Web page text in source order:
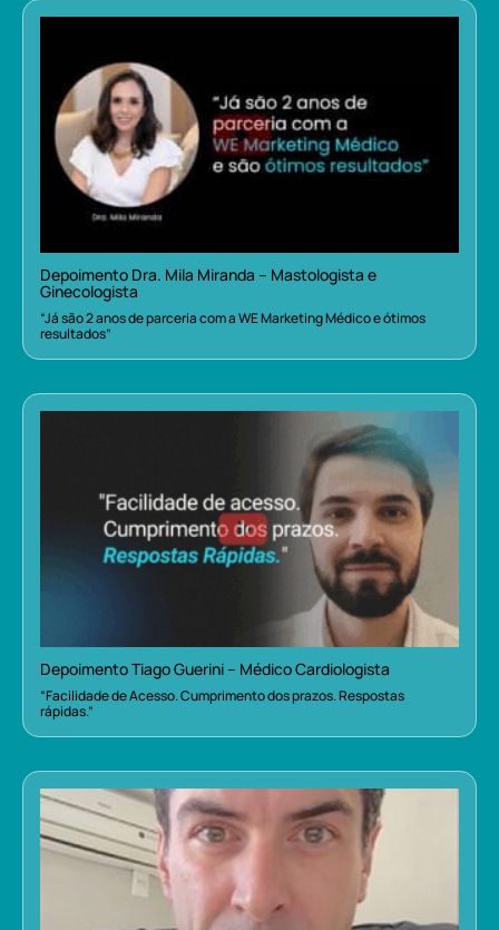
Depoimento Dra. Mila Miranda – Mastologista e
Ginecologista
“Já são 2 anos de parceria com a WE Marketing Médico e ótimos
resultados”
Depoimento Tiago Guerini – Médico Cardiologista
“Facilidade de Acesso. Cumprimento dos prazos. Respostas
rápidas.”